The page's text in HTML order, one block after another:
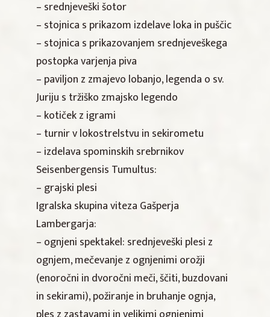
– srednjeveški šotor
– stojnica s prikazom izdelave loka in puščic
– stojnica s prikazovanjem srednjeveškega
postopka varjenja piva
– paviljon z zmajevo lobanjo, legenda o sv.
Juriju s tržiško zmajsko legendo
– kotiček z igrami
– turnir v lokostrelstvu in sekirometu
– izdelava spominskih srebrnikov
Seisenbergensis Tumultus:
– grajski plesi
Igralska skupina viteza Gašperja
Lambergarja:
– ognjeni spektakel: srednjeveški plesi z
ognjem, mečevanje z ognjenimi orožji
(enoročni in dvoročni meči, ščiti, buzdovani
in sekirami), požiranje in bruhanje ognja,